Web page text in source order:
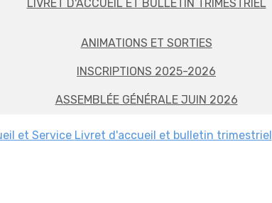
LIVRET D'ACCUEIL ET BULLETIN TRIMESTRIEL
ANIMATIONS ET SORTIES
INSCRIPTIONS 2025-2026
ASSEMBLÉE GÉNÉRALE JUIN 2026
et Service Livret d'accueil et bulletin trimestriel